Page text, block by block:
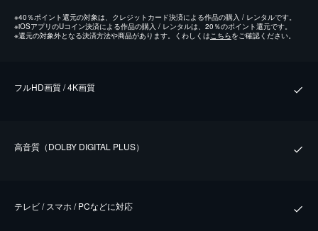
※40％ポイント還元の対象は、クレジットカード決済による作品の購入 / レンタルです。
※iOSアプリのUコイン決済による作品の購入 / レンタルは、20％のポイント還元です。
※還元の対象外となる決済方法や商品があります。くわしくはこちらをご確認ください。
フルHD画質 / 4K画質
⾼⾳質（DOLBY DIGITAL PLUS）
テレビ / スマホ / PCなどに対応